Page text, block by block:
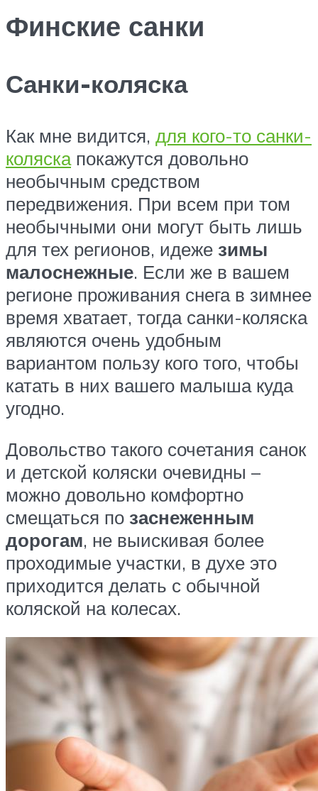
Финские санки
Санки-коляска
Как мне видится, для кого-то санки-
коляскапокажутся довольно
необычным средством
передвижения. При всем при том
необычными они могут быть лишь
для тех регионов, идеже зимы
малоснежные. Если же в вашем
регионе проживания снега в зимнее
время хватает, тогда санки-коляска
являются очень удобным
вариантом пользу кого того, чтобы
катать в них вашего малыша куда
угодно.
Довольство такого сочетания санок
и детской коляски очевидны –
можно довольно комфортно
смещаться по заснеженным
дорогам, не выискивая более
проходимые участки, в духе это
приходится делать с обычной
коляской на колесах.